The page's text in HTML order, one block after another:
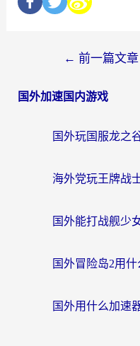
← 前一篇文章
国外加速国内游戏